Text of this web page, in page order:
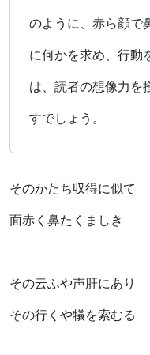
のように、赤ら顔で
に何かを求め、行動
は、読者の想像力を
すでしょう。
そのかたち収得に似て
面赤く鼻たくましき
その云ふや声肝にあり
その行くや犠を索むる